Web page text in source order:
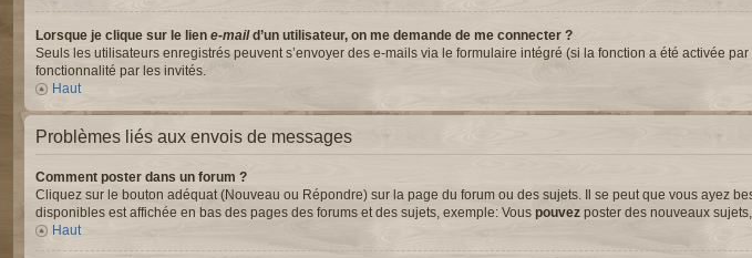
Lorsque je clique sur le lien e-maild’un utilisateur, on me demande de me connecter ?
Seuls les utilisateurs enregistrés peuvent s’envoyer des e-mails via le formulaire intégré (si la fonction a été activée
fonctionnalité par les invités.
Haut
Problèmes liés aux envois de messages
Comment poster dans un forum ?
Cliquez sur le bouton adéquat (Nouveau ou Répondre) sur la page du forum ou des sujets. Il se peut que vous ayez
disponibles est affichée en bas des pages des forums et des sujets, exemple: Vous pouvez poster des nouveaux
Haut